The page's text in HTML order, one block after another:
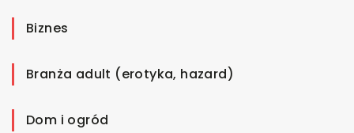
Biznes
Branża adult (erotyka, hazard)
Dom i ogród